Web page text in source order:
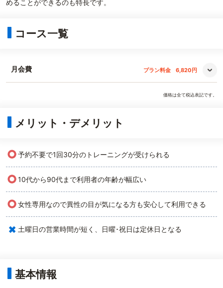
めることができるのも特長です。
コース一覧
月会費 プラン料金 6,820円
価格は全て税込表記です。
メリット・デメリット
○予約不要で1回30分のトレーニングが受けられる
○10代から90代まで利用者の年齢が幅広い
○女性専用なので異性の目が気になる方も安心して利用できる
× 土曜日の営業時間が短く、日曜･祝日は定休日となる
基本情報